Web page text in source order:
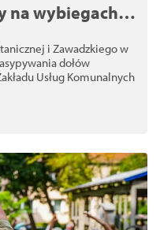
na wybiegach
i Zawadzkiego w
dołów
Usług Komunalnych